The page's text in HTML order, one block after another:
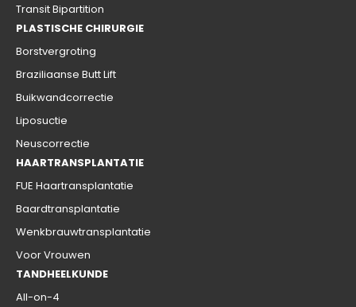
Transit Bipartition
PLASTISCHE CHIRURGIE
Borstvergroting
Braziliaanse Butt Lift
Buikwandcorrectie
Liposuctie
Neuscorrectie
HAARTRANSPLANTATIE
FUE Haartransplantatie
Baardtransplantatie
Wenkbrauwtransplantatie
Voor Vrouwen
TANDHEELKUNDE
All-on-4